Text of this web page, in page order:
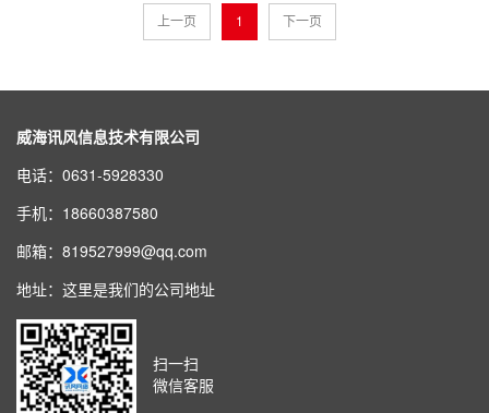
上一页 1 下一页
威海讯风信息技术有限公司
电话：0631-5928330
手机：18660387580
邮箱：819527999@qq.com
地址：这里是我们的公司地址
扫一扫
微信客服